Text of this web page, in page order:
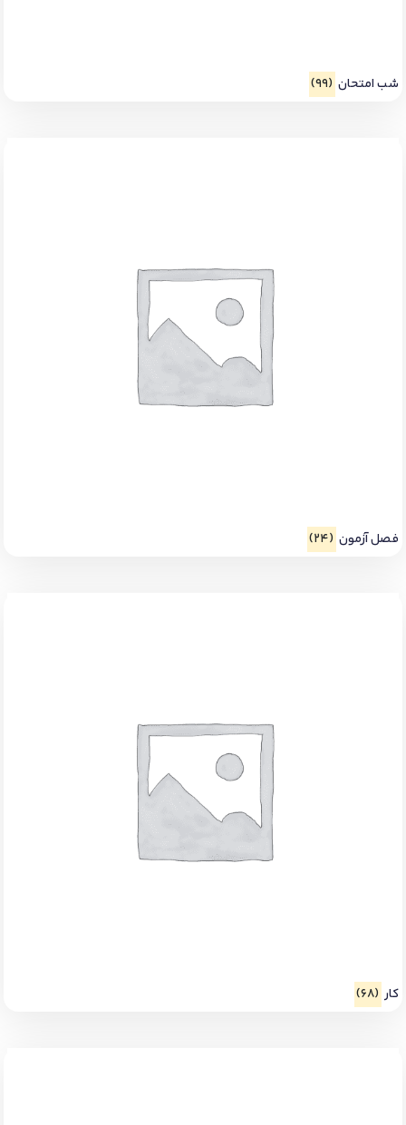
شب امتحان (99)
فصل آزمون (24)
کار (68)